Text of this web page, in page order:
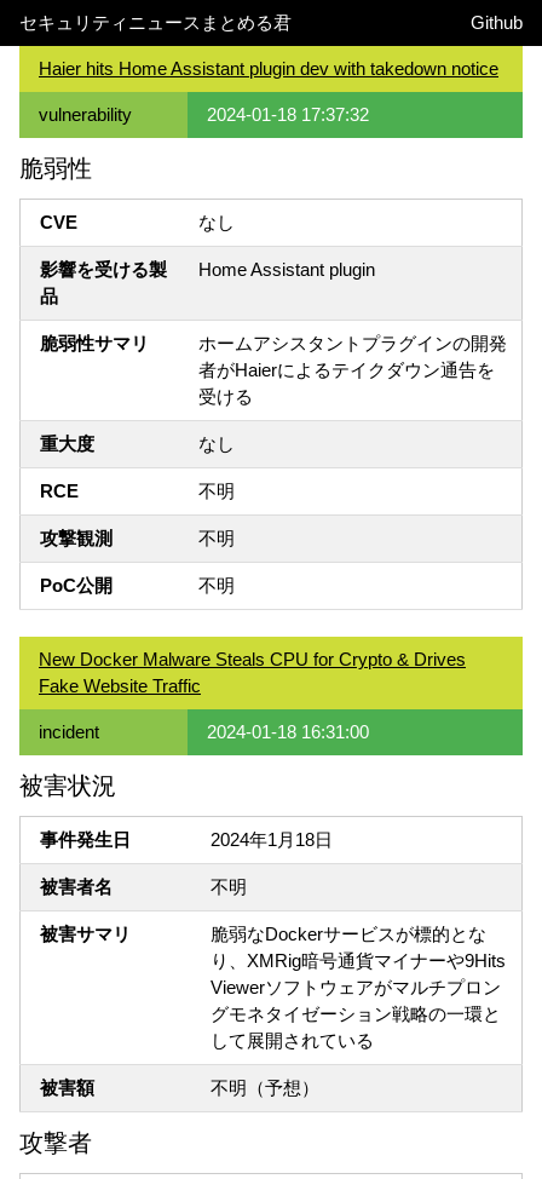
セキュリティニュースまとめる君 Github
Haier hits Home Assistant plugin dev with takedown notice
vulnerability 2024-01-18 17:37:32
脆弱性
CVE なし
影響を受ける製
品
Home Assistant plugin
脆弱性サマリ
ホームアシスタントプラグインの開発
者がHaierによるテイクダウン通告を
受ける
重大度 なし
RCE 不明
攻撃観測 不明
PoC公開 不明
New Docker Malware Steals CPU for Crypto & Drives
Fake Website Traffic
incident 2024-01-18 16:31:00
被害状況
事件発生日 2024年1月18日
被害者名 不明
被害サマリ
脆弱なDockerサービスが標的とな
り、XMRig暗号通貨マイナーや9Hits
Viewerソフトウェアがマルチプロン
グモネタイゼーション戦略の一環と
して展開されている
被害額 不明（予想）
攻撃者